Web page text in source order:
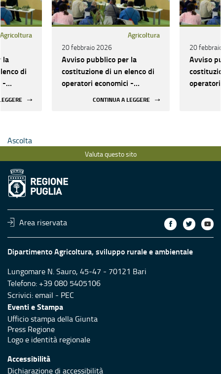
Agricoltura
la
di
-
Agricoltura
20 febbraio 2026
Avviso pubblico per la
costituzione di un elenco di
operatori economici -
CONTINUA A LEGGERE
20
Avviso
Ascolta
Valuta questo sito
Area riservata
Dipartimento Agricoltura, sviluppo rurale e ambientale
Lungomare N. Sauro, 45-47 - 70121 Bari
Telefono: +39 080 5405106
Scrivici:email - PEC
Eventi e Stampa
Ufficio stampa della Giunta
Press Regione
Logo e identità regionale
Accessibilità
Dichiarazione di accessibilità